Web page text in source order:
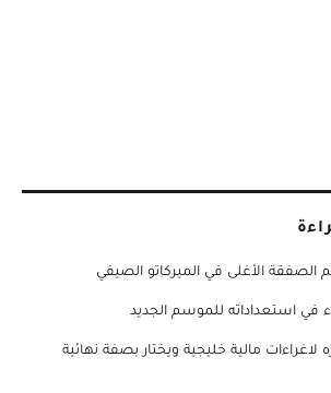
الصفقة الأغلى في الميركاتو الصيفي
في استعداداته للموسم الجديد
لاغراءات مالية خليجية ويختار بصفة نهائية